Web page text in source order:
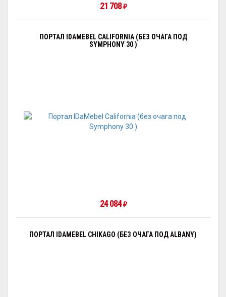
21 708 ₽
ПОРТАЛ IDAMEBEL CALIFORNIA (БЕЗ ОЧАГА ПОД
SYMPHONY 30 )
24 084 ₽
ПОРТАЛ IDAMEBEL CHIKAGO (БЕЗ ОЧАГА ПОД ALBANY)